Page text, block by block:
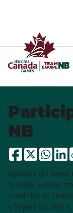
NB
Ajoutez du texte
le texte » pour
modifier et
« Styles du site ».